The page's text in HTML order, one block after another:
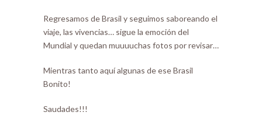
Regresamos de Brasil y seguimos saboreando el
viaje, las vivencias… sigue la emoción del
Mundial y quedan muuuuchas fotos por revisar…
Mientras tanto aquí algunas de ese Brasil
Bonito!
Saudades!!!